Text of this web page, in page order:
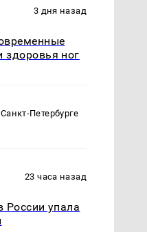
3 дня назад
здоровья ног
Петербурге
23 часа назад
России упала